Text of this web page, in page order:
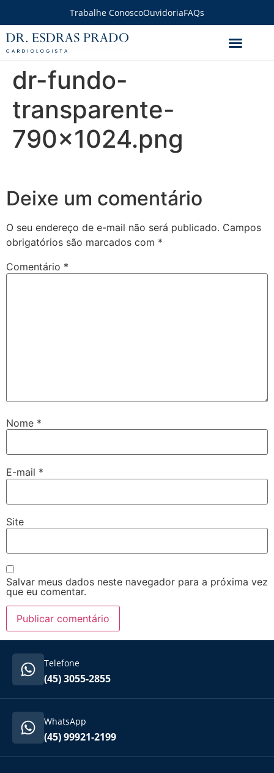
Trabalhe ConoscoOuvidoriaFAQs
dr-fundo-
transparente-
790×1024.png
Deixe um comentário
O seu endereço de e-mail não será publicado. Campos
obrigatórios são marcados com *
Comentário *
Nome *
E-mail *
Site
Salvar meus dados neste navegador para a próxima vez
que eu comentar.
Telefone
(45) 3055-2855
WhatsApp
(45) 99921-2199